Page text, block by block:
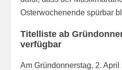
Osterwochenende spürbar
Titelliste ab
verfügbar
Am Gründonnerstag, 2. April